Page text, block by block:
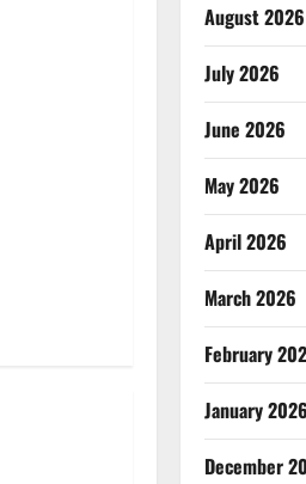
August 2026
July 2026
June 2026
May 2026
April 2026
March 2026
February
January 2026
December